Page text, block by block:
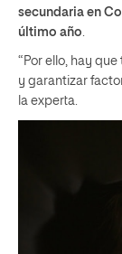
secundaria en
último año.
“Por ello, hay
y garantizar
la experta.